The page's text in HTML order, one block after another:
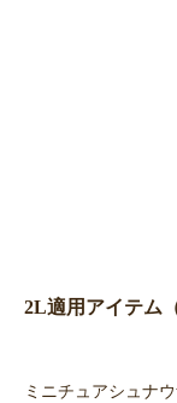
2L適用アイテム
ミニチュアシュナ